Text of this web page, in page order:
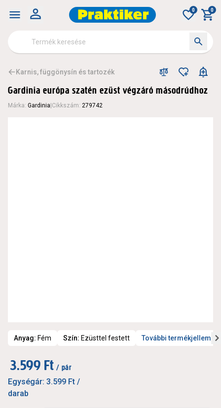
0 0
Karnis, függönysín és tartozék
Gardinia európa szatén ezüst végzáró másodrúdhoz
Márka: Gardinia Cikkszám: 279742
Anyag: Fém Szín: Ezüsttel festett További
3.599 Ft / pár
Egységár: 3.599 Ft /
darab